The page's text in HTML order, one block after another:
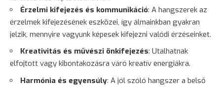
Érzelmi kifejezés és kommunikáció: A hangszerek az
érzelmek kifejezésének eszközei, így álmainkban gyakran
jelzik, mennyire vagyunk képesek kifejezni valódi érzéseinket.
Kreativitás és művészi önkifejezés: Utalhatnak
elfojtott vagy kibontakozásra váró kreatív energiákra.
Harmónia és egyensúly: A jól szóló hangszer a belső